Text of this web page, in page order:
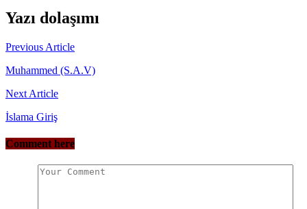
Yazı dolaşımı
Previous Article
Muhammed (S.A.V)
Next Article
İslama Giriş
Comment here